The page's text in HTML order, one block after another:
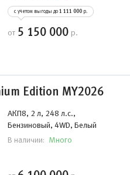
с учетом выгоды до 1 111 000 р.
от 5 150 000 р.
Edition MY2026
АКП8, 2 л, 248 л.с.,
Бензиновый, 4WD, Белый
В наличии: Много